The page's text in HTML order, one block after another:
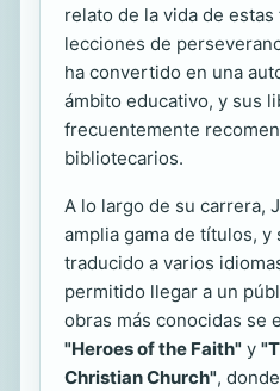
relato de la vida de
lecciones de
ha convertido en una
ámbito educativo, y sus
frecuentemente
bibliotecarios.
A lo largo de su carrera,
amplia gama de títulos, y
traducido a varios
permitido llegar a un
obras más conocidas se
"Heroes of the Faith" y
Christian Church",